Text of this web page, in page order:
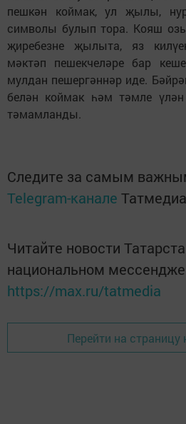
пешкән коймак, ул җылы,
символы булып тора. Кояш
җиребезне җылыта, яз
мәктәп пешекчеләре бар
мулдан пешергәннәр иде.
белән коймак һәм тәмле
тәмамланды.
Следите за самым
Telegram-канале Татмедиа
Читайте новости
национальном
https://max.ru/tatmedia
Перейти на страницу